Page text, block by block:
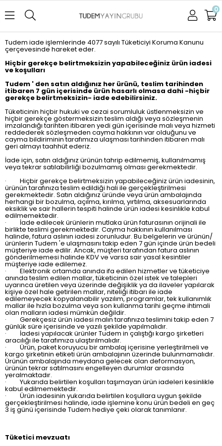
0
Tudem iade işlemlerinde 4077 sayılı Tüketiciyi Koruma Kanunu
çerçevesinde hareket eder.
Hiçbir gerekçe belirtmeksizin yapabileceğiniz ürün iadesi
ve koşulları
Tudem ' den satın aldığınız her ürünü, teslim tarihinden
itibaren 7 gün içerisinde ürün hasarlı olmasa dahi -hiçbir
gerekçe belirtmeksizin- iade edebilirsiniz.
Tüketicinin hiçbir hukuki ve cezai sorumluluk üstlenmeksizin ve
hiçbir gerekçe göstermeksizin teslim aldığı veya sözleşmenin
imzalandığı tarihten itibaren yedi gün içerisinde malı veya hizmeti
reddederek sözleşmeden cayma hakkının var olduğunu ve
cayma bildiriminin tarafımıza ulaşması tarihinden itibaren malı
geri almayı taahhüt ederiz.
İade için, satın aldığınız ürünün tahrip edilmemiş, kullanılmamış
veya tekrar satılabilirliği bozulmamış olması gerekmektedir.
· Hiçbir gerekçe belirtmeksizin yapabileceğiniz ürün iadesinin,
ürünün tarafınıza teslim edildiği hali ile gerçekleştirilmesi
gerekmektedir. Satın aldığınız üründe veya ürün ambalajında
herhangi bir bozulma, açılma, kırılma, yırtılma, aksesuarlarında
eksiklik ve sair hallerin tespiti halinde ürün iadesi kesinlikle kabul
edilmemektedir.
· İade edilecek ürünlerin mutlaka ürün faturasının orijinali ile
birlikte teslimi gerekmektedir. Cayma hakkının kullanılması
halinde, fatura aslının iadesi zorunludur. Bu belgelerin ve ürünün/
ürünlerin Tudem 'e ulaşmasını takip eden 7 gün içinde ürün bedeli
müşteriye iade edilir. Ancak, müşteri tarafından fatura aslının
gönderilmemesi halinde KDV ve varsa sair yasal kesintiler
müşteriye iade edilemez.
· Elektronik ortamda anında ifa edilen hizmetler ve tüketiciye
anında teslim edilen mallar, tüketicinin özel istek ve talepleri
uyarınca üretilen veya üzerinde değişiklik ya da ilaveler yapılarak
kişiye özel hale getirilen mallar, niteliği itibarı ile iade
edilemeyecek kopyalanabilir yazılım, programlar, tek kullanımlık
mallar ile hızla bozulma veya son kullanma tarihi geçme ihtimali
olan malların iadesi mümkün değildir.
· Gerekçesiz ürün iadesi malın tarafınıza teslimini takip eden 7
günlük süre içerisinde ve yazılı şekilde yapılmalıdır.
· İadesi yapılacak ürünler Tudem in çalıştığı kargo şirketleri
aracılığı ile tarafımıza ulaştırılmalıdır.
· Ürün, paket koruyucu bir ambalaj içerisine yerleştirilmeli ve
kargo şirketinin etiketi ürün ambalajının üzerinde bulunmamalıdır.
Ürünün ambalajında meydana gelecek olan deformasyon,
ürünün tekrar satılmasını engelleyen durumlar arasında
yeralmaktadır.
· Yukarıda belirtilen koşulları taşımayan ürün iadeleri kesinlikle
kabul edilmemektedir.
· Ürün iadesinin yukarıda belirtilen koşullara uygun şekilde
gerçekleştirilmesi halinde, iade işlemine konu ürün bedeli en geç
3 iş günü içerisinde Tudem hediye çeki olarak tanımlanır.
Tüketici mevzuatı